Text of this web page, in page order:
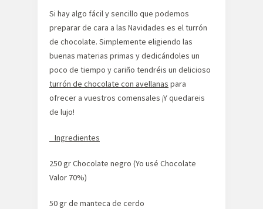
Si hay algo fácil y sencillo que podemos
preparar de cara a las Navidades es el turrón
de chocolate. Simplemente eligiendo las
buenas materias primas y dedicándoles un
poco de tiempo y cariño tendréis un delicioso
turrón de chocolate con avellanas para
ofrecer a vuestros comensales ¡Y quedareis
de lujo!
Ingredientes
250 gr Chocolate negro (Yo usé Chocolate
Valor 70%)
50 gr de manteca de cerdo